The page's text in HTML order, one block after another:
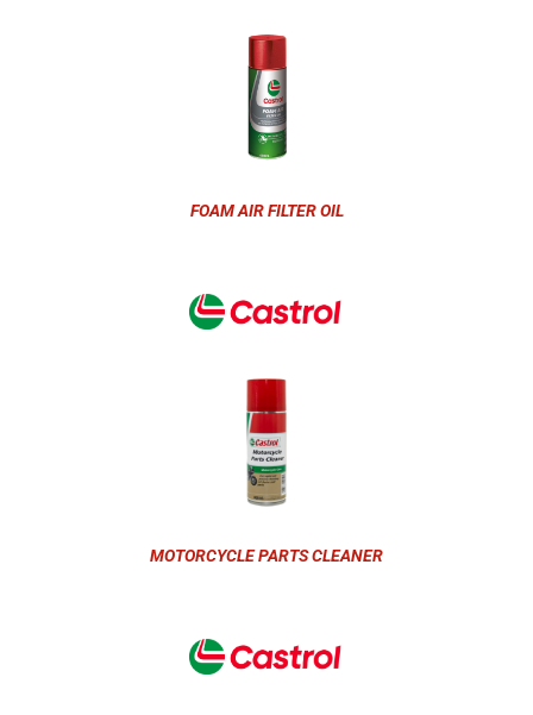
FOAM AIR FILTER OIL
MOTORCYCLE PARTS CLEANER